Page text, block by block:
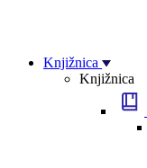
Knjižnica
Knjižnica